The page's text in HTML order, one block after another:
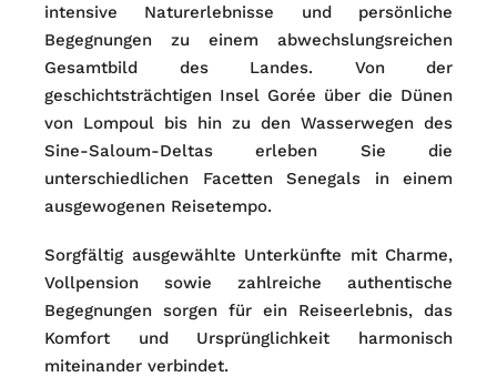
intensive Naturerlebnisse und persönliche
Begegnungen zu einem abwechslungsreichen
Gesamtbild des Landes. Von der
geschichtsträchtigen Insel Gorée über die Dünen
von Lompoul bis hin zu den Wasserwegen des
Sine-Saloum-Deltas erleben Sie die
unterschiedlichen Facetten Senegals in einem
ausgewogenen Reisetempo.
Sorgfältig ausgewählte Unterkünfte mit Charme,
Vollpension sowie zahlreiche authentische
Begegnungen sorgen für ein Reiseerlebnis, das
Komfort und Ursprünglichkeit harmonisch
miteinander verbindet.